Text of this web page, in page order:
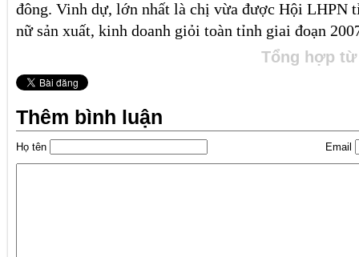
đông. Vinh dự, lớn nhất là chị vừa được Hội LHPN
nữ sản xuất, kinh doanh giỏi toàn tỉnh giai đoạn
Tổng hợp
Thêm bình luận
Họ tên Email